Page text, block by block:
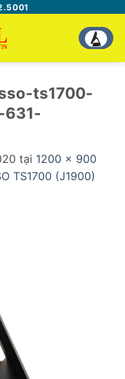
ts1700-
631-
tại 1200 × 900
TS1700 (J1900)